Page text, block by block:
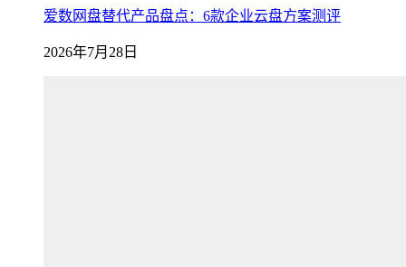
爱数网盘替代产品盘点：6款企业云盘方案测评
2026年7月28日